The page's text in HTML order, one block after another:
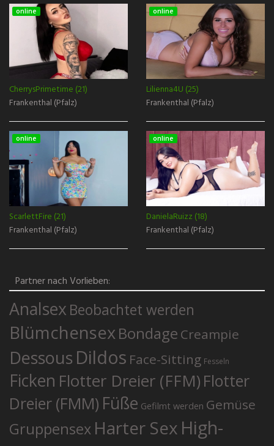
online
CherrysPrimetime (21)
Frankenthal (Pfalz)
online
Lilienna4U (25)
Frankenthal (Pfalz)
online
ScarlettFire (21)
Frankenthal (Pfalz)
online
DanielaRuizz (18)
Frankenthal (Pfalz)
Partner nach Vorlieben:
Analsex Beobachtet werden
BlümchensexBondage Creampie
Dessous Dildos Face-Sitting Fesseln
Ficken Flotter Dreier (FFM) Flotter
Dreier (FMM) Füße Gefilmt werden Gemüse
Gruppensex Harter Sex High-